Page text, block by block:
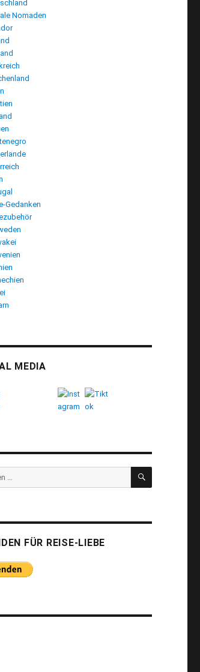
Paradies für Naturfreunde“
Nomaden
Gedanken
MEDIA
SUCHEN
FÜR REISE-LIEBE